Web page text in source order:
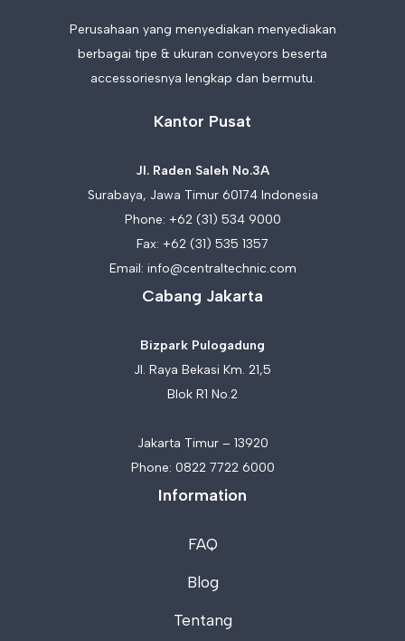
Perusahaan yang menyediakan menyediakan
berbagai tipe & ukuran conveyors beserta
accessoriesnya lengkap dan bermutu.
Kantor Pusat
Jl. Raden Saleh No.3A
Surabaya, Jawa Timur 60174 Indonesia
Phone: +62 (31) 534 9000
Fax: +62 (31) 535 1357
Email: info@centraltechnic.com
Cabang Jakarta
Bizpark Pulogadung
Jl. Raya Bekasi Km. 21,5
Blok R1 No.2
Jakarta Timur – 13920
Phone: 0822 7722 6000
Information
FAQ
Blog
Tentang